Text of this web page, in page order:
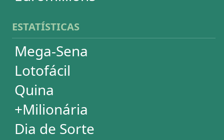
DESDOBRAMENTOS
Mega-Sena
Lotofácil
Quina
+Milionária
Dia de Sorte
Timemania